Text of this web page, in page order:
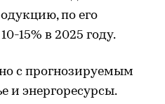
по его
15% в 2025 году.
с прогнозируемым
и энергоресурсы.